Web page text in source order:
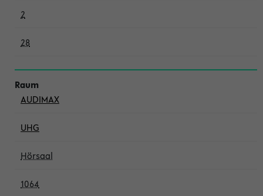
2
28
AUDIMAX
UHG
Hörsaal
1064